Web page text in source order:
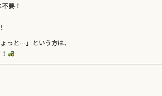
要！
っと…」という方は、